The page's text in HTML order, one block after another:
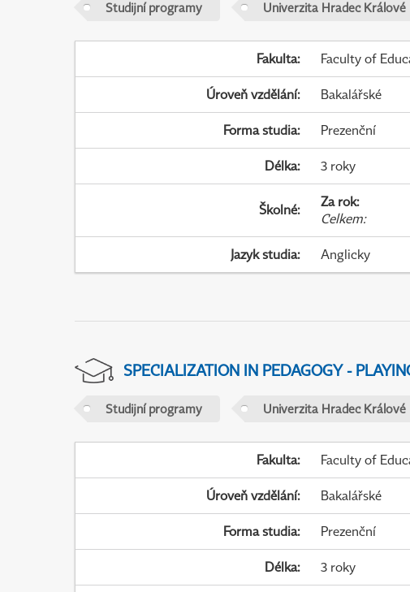
Studijní programy Univerzita Hradec Králové
Fakulta: Faculty of
Úroveň vzdělání: Bakalářské
Forma studia: Prezenční
Délka: 3 roky
Školné: Za rok:
Celkem:
Jazyk studia: Anglicky
SPECIALIZATION IN PEDAGOGY -
Studijní programy Univerzita Hradec Králové
Fakulta: Faculty of
Úroveň vzdělání: Bakalářské
Forma studia: Prezenční
Délka: 3 roky